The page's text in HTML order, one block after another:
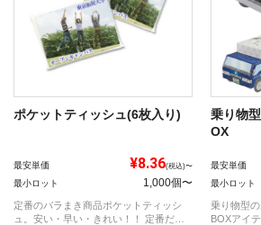
ポケットティッシュ(6枚入り)
最安単価 ¥8.36(税込)〜
最小ロット 1,000個〜
定番のバラまき商品ポケットティッシ
ュ。安い・早い・きれい！！ 定番だか
乗り物
OX
最安単価
最小ロット
乗り物型
BOXアイ